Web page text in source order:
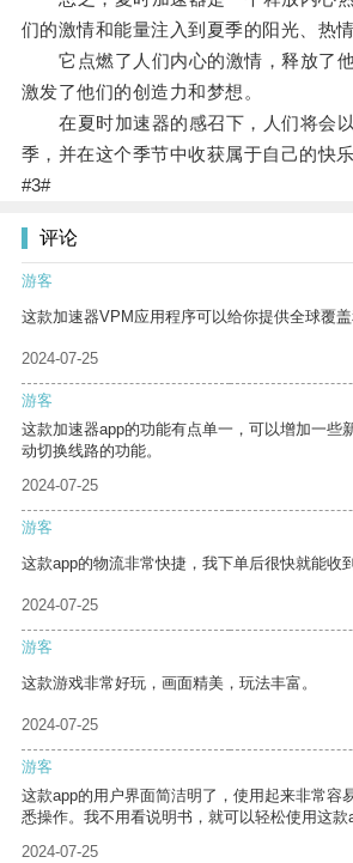
们的激情和能量注入到夏季的阳光、热情
它点燃了人们内心的激情，释放了
激发了他们的创造力和梦想。
在夏时加速器的感召下，人们将会以
季，并在这个季节中收获属于自己的快乐
#3#
评论
游客
这款加速器VPM应用程序可以给你提供全球覆盖
2024-07-25
游客
这款加速器app的功能有点单一，可以增加一些
动切换线路的功能。
2024-07-25
游客
这款app的物流非常快捷，我下单后很快就能收
2024-07-25
游客
这款游戏非常好玩，画面精美，玩法丰富。
2024-07-25
游客
这款app的用户界面简洁明了，使用起来非常容
悉操作。我不用看说明书，就可以轻松使用这款
2024-07-25